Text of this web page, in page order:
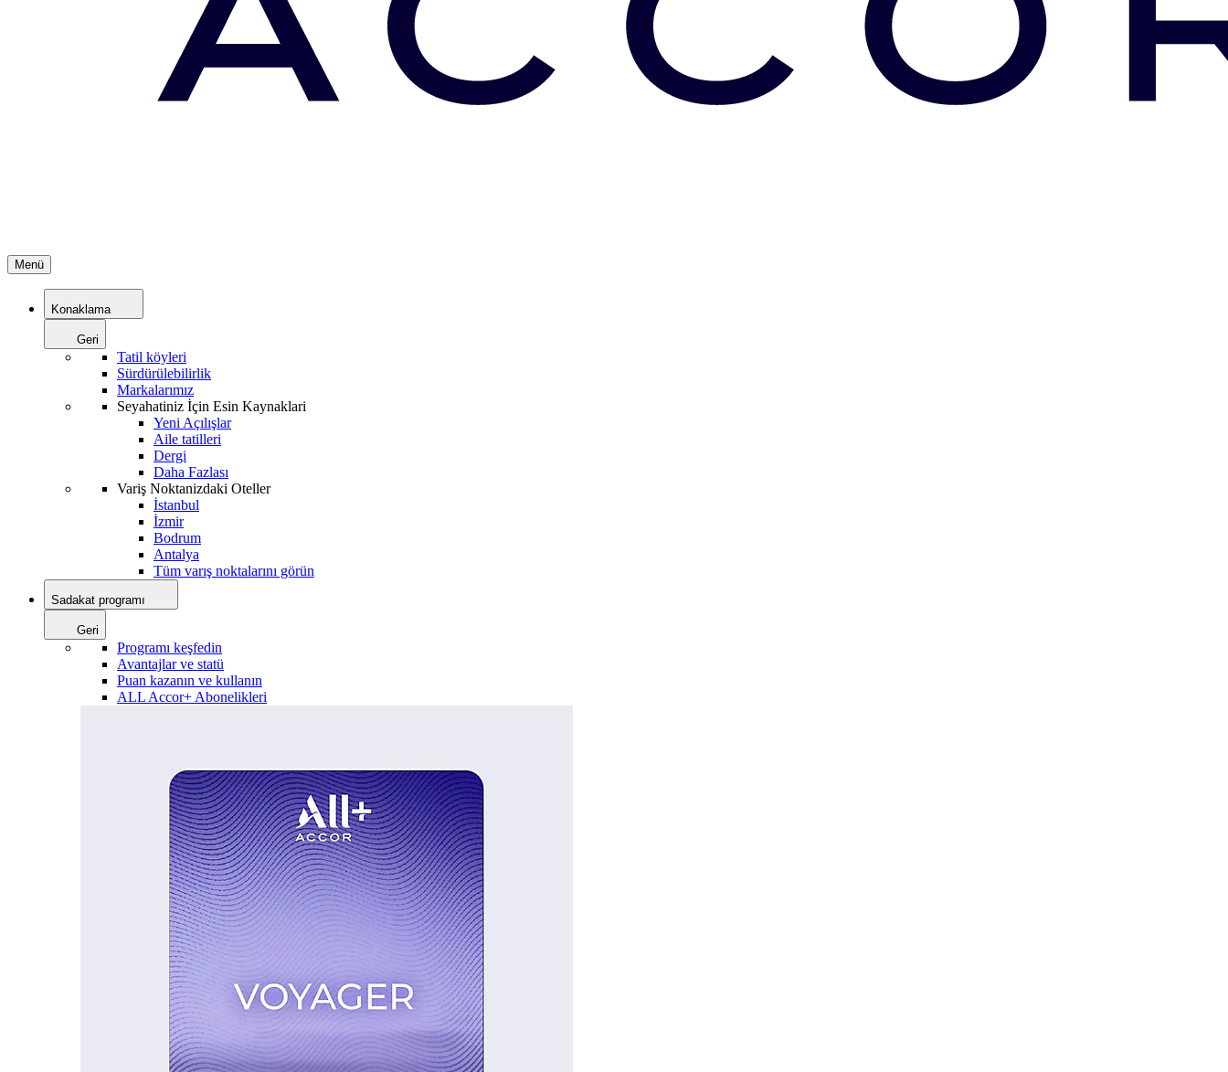
Menü
Konaklama
Geri
Tatil köyleri
Sürdürülebilirlik
Markalarımız
Seyahatiniz İçin Esin Kaynaklari
Yeni Açılışlar
Aile tatilleri
Dergi
Daha Fazlası
Variş Noktanizdaki Oteller
İstanbul
İzmir
Bodrum
Antalya
Tüm varış noktalarını görün
Sadakat programı
Geri
Programı keşfedin
Avantajlar ve statü
Puan kazanın ve kullanın
ALL Accor+ Abonelikleri